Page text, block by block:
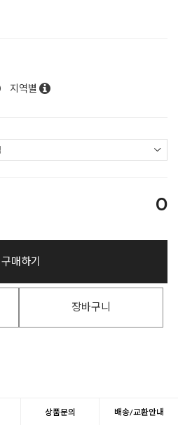
지역별
0
구매하기
장바구니
상품문의 배송/교환안내